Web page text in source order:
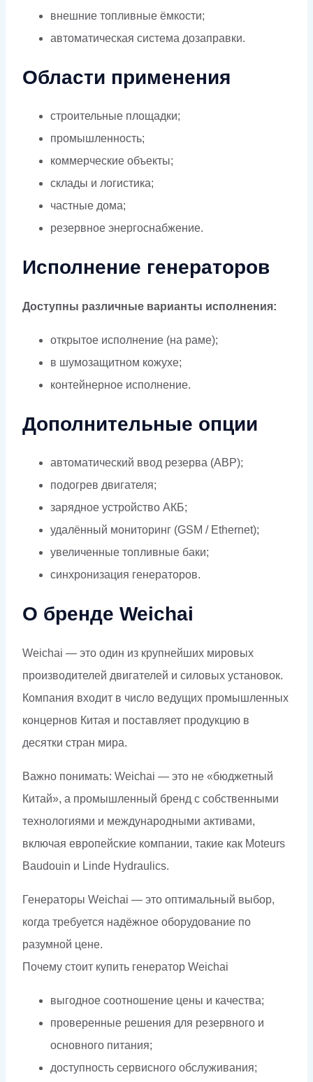
внешние топливные ёмкости;
автоматическая система дозаправки.
Области применения
строительные площадки;
промышленность;
коммерческие объекты;
склады и логистика;
частные дома;
резервное энергоснабжение.
Исполнение генераторов
Доступны различные варианты исполнения:
открытое исполнение (на раме);
в шумозащитном кожухе;
контейнерное исполнение.
Дополнительные опции
автоматический ввод резерва (АВР);
подогрев двигателя;
зарядное устройство АКБ;
удалённый мониторинг (GSM / Ethernet);
увеличенные топливные баки;
синхронизация генераторов.
О бренде Weichai
Weichai — это один из крупнейших мировых
производителей двигателей и силовых установок.
Компания входит в число ведущих промышленных
концернов Китая и поставляет продукцию в
десятки стран мира.
Важно понимать: Weichai — это не «бюджетный
Китай», а промышленный бренд с собственными
технологиями и международными активами,
включая европейские компании, такие как Moteurs
Baudouin и Linde Hydraulics.
Генераторы Weichai — это оптимальный выбор,
когда требуется надёжное оборудование по
разумной цене.
Почему стоит купить генератор Weichai
выгодное соотношение цены и качества;
проверенные решения для резервного и
основного питания;
доступность сервисного обслуживания;